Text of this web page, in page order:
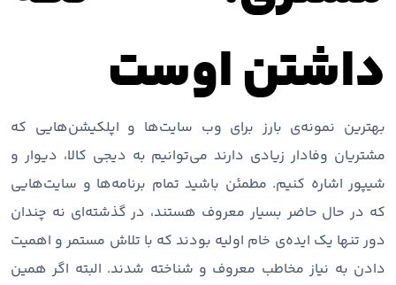
داشتن اوست
بهترین نمونه‌ی بارز برای وب سایت‌ها و اپلکیشن‌هایی که
مشتریان وفادار زیادی دارند می‌توانیم به دیجی کالا، دیوار و
شیپور اشاره کنیم. مطمئن باشید تمام برنامه‌ها و سایت‌هایی
که در حال حاضر بسیار معروف هستند، در گذشته‌ای نه چندان
دور تنها یک ایده‌ی خام اولیه بودند که با تلاش مستمر و اهمیت
دادن به نیاز مخاطب معروف و شناخته شدند. البته اگر همین